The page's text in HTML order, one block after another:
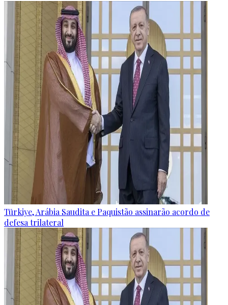
Türkiye, Arábia Saudita e Paquistão assinarão acordo de
defesa trilateral